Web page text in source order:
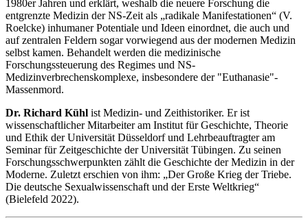
1980er Jahren und erklärt, weshalb die neuere Forschung die
entgrenzte Medizin der NS-Zeit als „radikale Manifestationen“ (V.
Roelcke) inhumaner Potentiale und Ideen einordnet, die auch und
auf zentralen Feldern sogar vorwiegend aus der modernen Medizin
selbst kamen. Behandelt werden die medizinische
Forschungssteuerung des Regimes und NS-
Medizinverbrechenskomplexe, insbesondere der "Euthanasie"-
Massenmord.
Dr. Richard Kühl ist Medizin- und Zeithistoriker. Er ist
wissenschaftlicher Mitarbeiter am Institut für Geschichte, Theorie
und Ethik der Universität Düsseldorf und Lehrbeauftragter am
Seminar für Zeitgeschichte der Universität Tübingen. Zu seinen
Forschungsschwerpunkten zählt die Geschichte der Medizin in der
Moderne. Zuletzt erschien von ihm: „Der Große Krieg der Triebe.
Die deutsche Sexualwissenschaft und der Erste Weltkrieg“
(Bielefeld 2022).